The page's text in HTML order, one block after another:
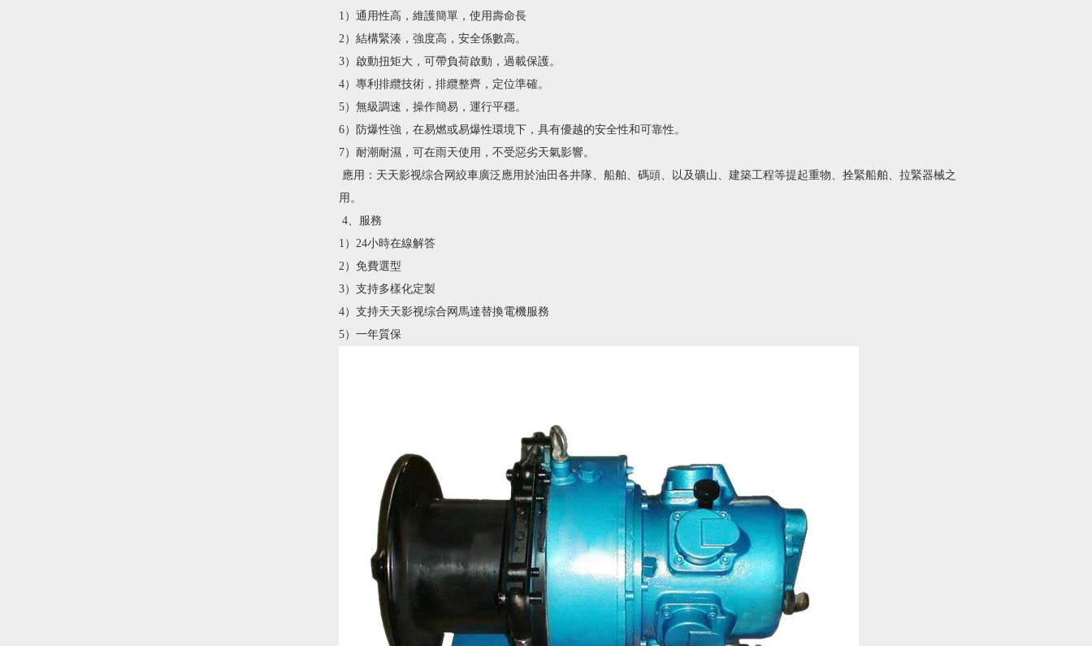
1）通用性高，維護簡單，使用壽命長
2）結構緊湊，強度高，安全係數高。
3）啟動扭矩大，可帶負荷啟動，過載保護。
4）專利排纜技術，排纜整齊，定位準確。
5）無級調速，操作簡易，運行平穩。
6）防爆性強，在易燃或易爆性環境下，具有優越的安全性和可靠性。
7）耐潮耐濕，可在雨天使用，不受惡劣天氣影響。
應用：天天影视综合网絞車廣泛應用於油田各井隊、船舶、碼頭、以及礦山、建築工程等提起重物、拴緊船舶、拉緊器械之
用。
4、服務
1）24小時在線解答
2）免費選型
3）支持多樣化定製
4）支持天天影视综合网馬達替換電機服務
5）一年質保